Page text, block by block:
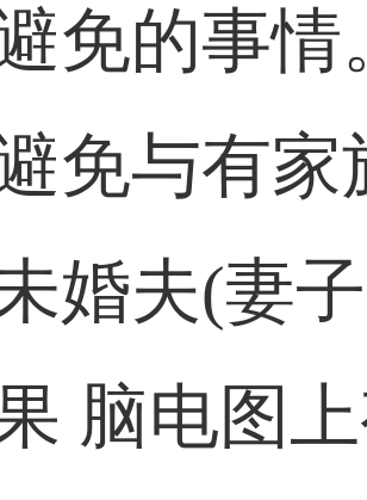
免的事情
免与有家
婚夫(妻
脑电图